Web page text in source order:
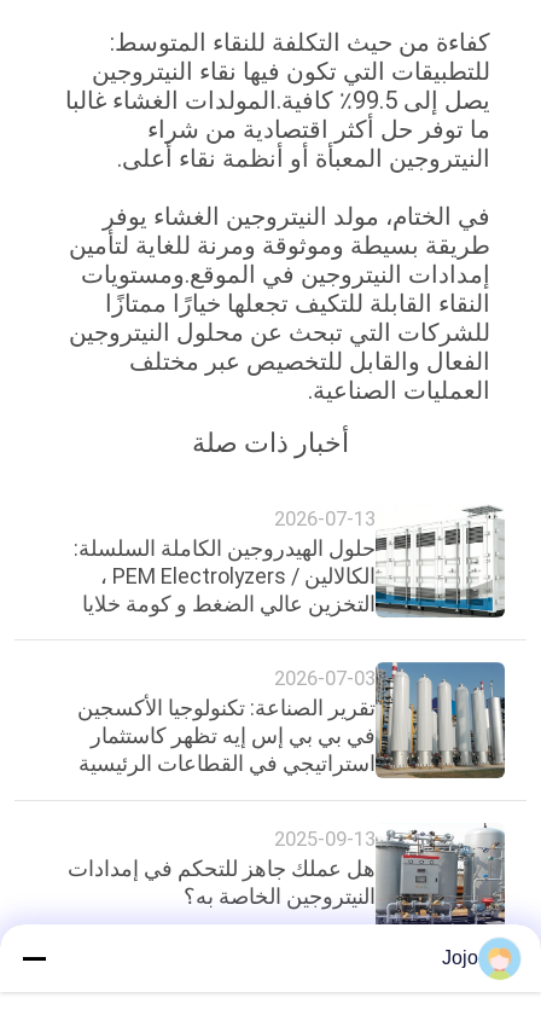
كفاءة من حيث التكلفة للنقاء المتوسط:
للتطبيقات التي تكون فيها نقاء النيتروجين
يصل إلى 99.5٪ كافية.المولدات الغشاء غالبا
ما توفر حل أكثر اقتصادية من شراء
النيتروجين المعبأة أو أنظمة نقاء أعلى.
في الختام، مولد النيتروجين الغشاء يوفر
طريقة بسيطة وموثوقة ومرنة للغاية لتأمين
إمدادات النيتروجين في الموقع.ومستويات
النقاء القابلة للتكيف تجعلها خيارًا ممتازًا
للشركات التي تبحث عن محلول النيتروجين
الفعال والقابل للتخصيص عبر مختلف
العمليات الصناعية.
أخبار ذات صلة
2026-07-13
حلول الهيدروجين الكاملة السلسلة:
الكالالين / PEM Electrolyzers ،
التخزين عالي الضغط و كومة خلايا
2026-07-03
تقرير الصناعة: تكنولوجيا الأكسجين
في بي بي إس إيه تظهر كاستثمار
استراتيجي في القطاعات الرئيسية
2025-09-13
هل عملك جاهز للتحكم في إمدادات
النيتروجين الخاصة به؟
Jojo